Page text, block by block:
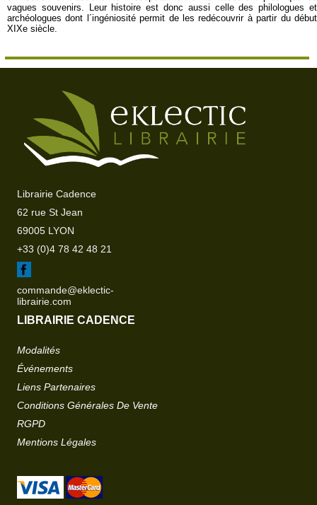
vagues souvenirs. Leur histoire est donc aussi celle des philologues et
archéologues dont l´ingéniosité permit de les redécouvrir à partir du début
XIXe siècle.
Librairie Cadence
62 rue St Jean
69005 LYON
+33 (0)4 78 42 48 21
commande@eklectic-
librairie.com
LIBRAIRIE CADENCE
Modalités
Événements
Liens Partenaires
Conditions Générales De Vente
RGPD
Mentions Légales